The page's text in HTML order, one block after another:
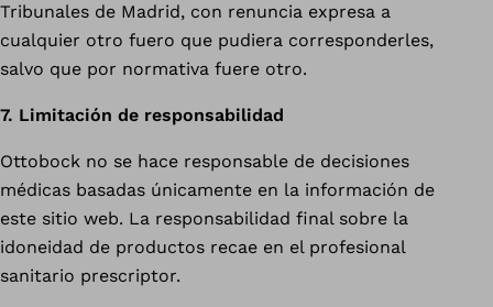
Tribunales de Madrid, con renuncia expresa a
cualquier otro fuero que pudiera corresponderles,
salvo que por normativa fuere otro.
7. Limitación de responsabilidad
Ottobock no se hace responsable de decisiones
médicas basadas únicamente en la información de
este sitio web. La responsabilidad final sobre la
idoneidad de productos recae en el profesional
sanitario prescriptor.